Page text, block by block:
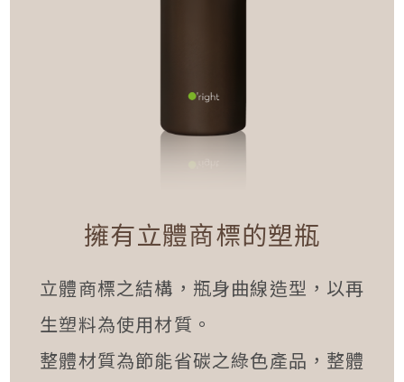
擁有立體商標的塑瓶
立體商標之結構，瓶身曲線造型，以再
生塑料為使用材質。
整體材質為節能省碳之綠色產品，整體